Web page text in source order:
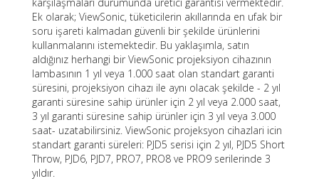
Ek olarak; ViewSonic, tüketicilerin akıllarında en ufak bir
soru işareti kalmadan güvenli bir şekilde ürünlerini
kullanmalarını istemektedir. Bu yaklaşımla, satın
aldığınız herhangi bir ViewSonic projeksiyon cihazının
lambasının 1 yıl veya 1.000 saat olan standart garanti
süresini, projeksiyon cihazı ile aynı olacak şekilde - 2 yıl
garanti süresine sahip ürünler için 2 yıl veya 2.000 saat,
3 yıl garanti süresine sahip ürünler için 3 yıl veya 3.000
saat- uzatabilirsiniz. ViewSonic projeksyon cihazlari icin
standart garanti süreleri: PJD5 serisi için 2 yıl, PJD5 Short
Throw, PJD6, PJD7, PRO7, PRO8 ve PRO9 serilerinde 3
yıldır.